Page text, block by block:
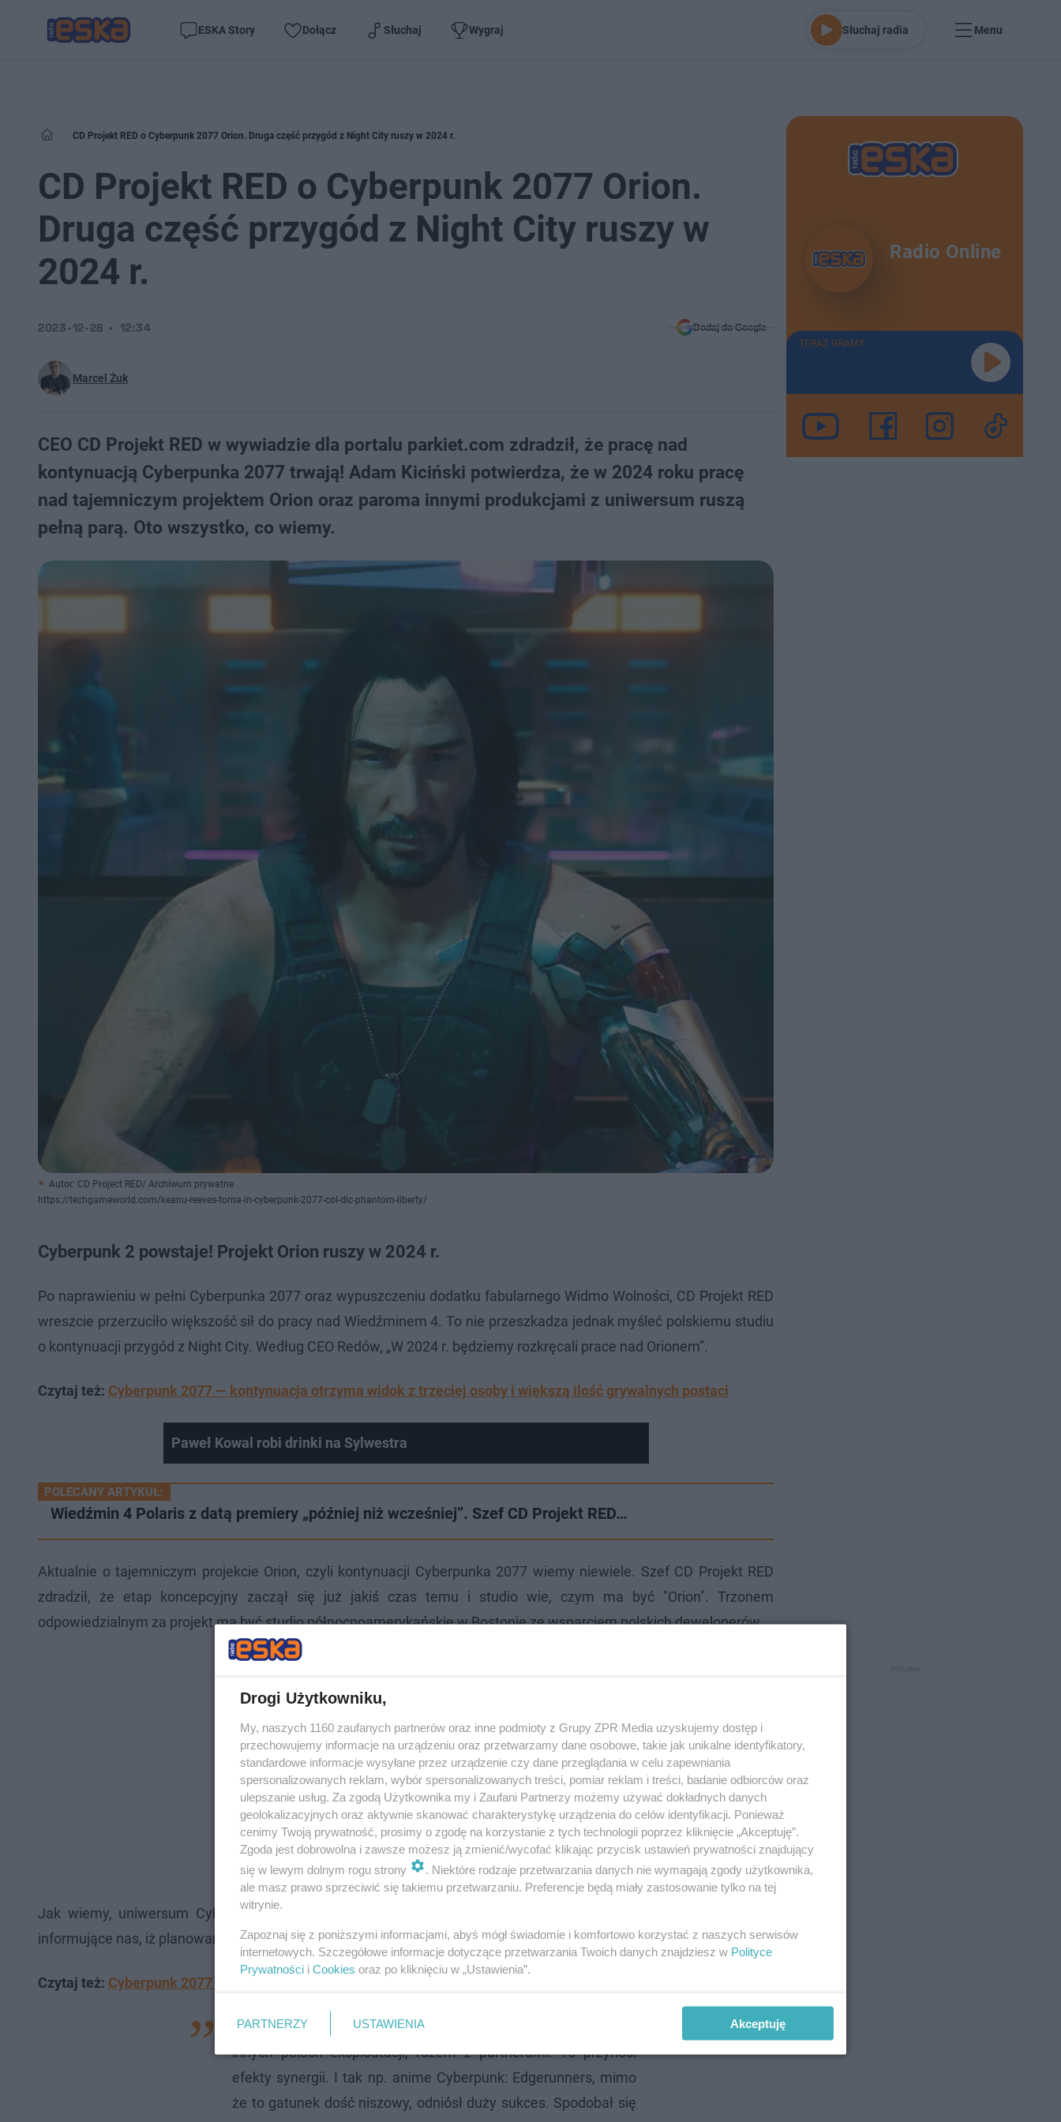
ESKA Story Dołącz Słuchaj Wygraj Słuchaj radia Menu
CD Projekt RED o Cyberpunk 2077 Orion. Druga część przygód z Night City ruszy w 2024 r.
CD Projekt RED o Cyberpunk 2077 Orion.
Druga część przygód z Night City ruszy w
2024 r.
Marcel Żuk
2023-12-28 12:34 Dodaj do Google
CEO CD Projekt RED w wywiadzie dla portalu parkiet.com zdradził, że pracę nad
kontynuacją Cyberpunka 2077 trwają! Adam Kiciński potwierdza, że w 2024 roku pracę
nad tajemniczym projektem Orion oraz paroma innymi produkcjami z uniwersum ruszą
pełną parą. Oto wszystko, co wiemy.
Autor: CD Project RED/ Archiwum prywatne
https://techgameworld.com/keanu-reeves-torna-in-cyberpunk-2077-col-dlc-phantom-liberty/
Cyberpunk 2 powstaje! Projekt Orion ruszy w 2024 r.
Po naprawieniu w pełni Cyberpunka 2077 oraz wypuszczeniu dodatku fabularnego Widmo Wolności, CD Projekt RED
wreszcie przerzuciło większość sił do pracy nad Wiedźminem 4. To nie przeszkadza jednak myśleć polskiemu studiu
o kontynuacji przygód z Night City. Według CEO Redów, „W 2024 r. będziemy rozkręcali prace nad Orionem”.
Czytaj też: Cyberpunk 2077 — kontynuacja otrzyma widok z trzeciej osoby i większą ilość grywalnych postaci
Paweł Kowal robi drinki na Sylwestra
POLECANY ARTYKUŁ:
Wiedźmin 4 Polaris z datą premiery „później niż wcześniej”. Szef CD Projekt RED…
Aktualnie o tajemniczym projekcie Orion, czyli kontynuacji Cyberpunka 2077 wiemy niewiele. Szef CD Projekt RED
zdradził, że etap koncepcyjny zaczął się już jakiś czas temu i studio wie, czym ma być "Orion". Trzonem
odpowiedzialnym za projekt ma być studio północnoamerykańskie w Bostonie ze wsparciem polskich deweloperów.
Jak wiemy, uniwersum Cyberpunka 2077 ma być stale rozwijane, o czym świadczą słowa Adama Kicińskiego,
informujące nas, iż planowane są kolejne działania filmowe z wykorzystaniem uniwersum.
Czytaj też: Cyberpunk 2077 z dużymi planami na przyszłość. CD Project RED odsłania karty. To jeszcze nie koniec
"Chcemy, żeby każde z naszych IP było też wykorzystywane na
innych polach eksploatacji, razem z partnerami. To przynosi
efekty synergii. I tak np. anime Cyberpunk: Edgerunners, mimo
że to gatunek dość niszowy, odniósł duży sukces. Spodobał się
Radio Online
TERAZ GRAMY
Drogi Użytkowniku,
My, naszych 1160 zaufanych partnerów oraz inne podmioty z Grupy ZPR Media uzyskujemy dostęp i
przechowujemy informacje na urządzeniu oraz przetwarzamy dane osobowe, takie jak unikalne identyfikatory,
standardowe informacje wysyłane przez urządzenie czy dane przeglądania w celu zapewniania
spersonalizowanych reklam, wybór spersonalizowanych treści, pomiar reklam i treści, badanie odbiorców oraz
ulepszanie usług. Za zgodą Użytkownika my i Zaufani Partnerzy możemy używać dokładnych danych
geolokalizacyjnych oraz aktywnie skanować charakterystykę urządzenia do celów identyfikacji. Ponieważ
cenimy Twoją prywatność, prosimy o zgodę na korzystanie z tych technologii poprzez kliknięcie „Akceptuję”.
Zgoda jest dobrowolna i zawsze możesz ją zmienić/wycofać klikając przycisk ustawień prywatności znajdujący
się w lewym dolnym rogu strony
. Niektóre rodzaje przetwarzania danych nie wymagają zgody użytkownika,
ale masz prawo sprzeciwić się takiemu przetwarzaniu. Preferencje będą miały zastosowanie tylko na tej
witrynie.
Zapoznaj się z poniższymi informacjami, abyś mógł świadomie i komfortowo korzystać z naszych serwisów
internetowych. Szczegółowe informacje dotyczące przetwarzania Twoich danych znajdziesz w Polityce
Prywatności i Cookies oraz po kliknięciu w „Ustawienia”.
PARTNERZY USTAWIENIA Akceptuję